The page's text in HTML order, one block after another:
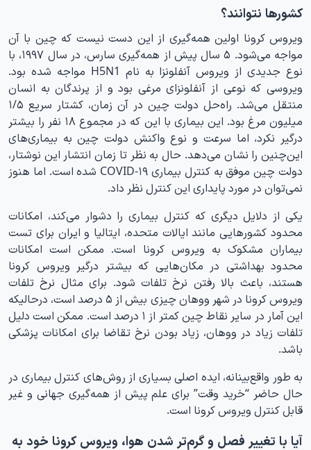
کشورها نتوانند؟
ویروس کرونا اولین همه‌گیری از این دست نیست که چین با آن
مواجه می‌شود. ۵ سال پیش از همه‌گیری سارس، در سال ۱۹۹۷، با
نوع جدیدی از ویروس آنفلونزا به نام H5N1 مواجه شده بود.
ویروسی که نوعی از آنفلونزای مرغی بود و از پرندگان به انسان
منتقل می‌شد. راه‌حل دولت چین در آن زمان، کشتار سریع ۱/۵
میلیون مرغ بود. این بیماری با این که در مجموع ۱۸ نفر را بیشتر
درگیر نکرد، اما سرعت و نوع واکنش دولت چین به بیماری‌های
این‌چنین را نشان می‌دهد. حال به نظر تا زمان انتشار این نوشتار،
دولت چین موفق به کنترل بیماری COVID-۱۹ شده است. اما هنوز
نمی‌توان در مورد پایداری این کنترل نظر داد.
یکی از دلایل دیگری که کنترل بیماری را دشوار می‌کند، امکانات
محدود کشورهایی مانند ایالات متحده، ایتالیا و ایران برای تست
بیماران مشکوک به ویروس کرونا است. ممکن است امکانات
محدود بهداشتی در مکان‌هایی که بیشتر درگیر ویروس کرونا
هستند، باعث بالا رفتن نرخ تلفات شود. برای مثال نرخ تلفات
ویروس کرونا در شهر ووهان چیزی بیش از ۵ درصد است، درحالیکه
این آمار در سایر نقاط چین کمتر از ۱ درصد است. ممکن است دلیل
تلفات زیاد در ووهان، زیاد بودن نرخ تقاضا برای امکانات پزشکی
باشد.
به طور واقع‌بینانه، ایده اصلی بسیاری از روش‌های کنترل بیماری در
حال حاضر “خرید وقت” برای علم پیش از همه‌گیری جهانی و غیر
قابل کنترل ویروس کرونا است.
آیا با تغییر فصل و گرم‌تر شدن هوا، ویروس کرونا خود به